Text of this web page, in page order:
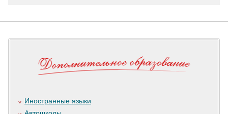
Иностранные языки